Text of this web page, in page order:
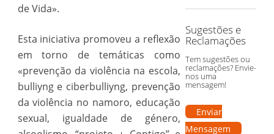
de Vida».
Esta iniciativa promoveu a reflexão
em torno de temáticas como
«prevenção da violência na escola,
bulliyng e ciberbulliyng, prevenção
da violência no namoro, educação
sexual, igualdade de género,
Sugestões e
Reclamações
Tem sugestões ou
reclamações? Envie-
nos uma
mensagem!
Enviar
Mensagem